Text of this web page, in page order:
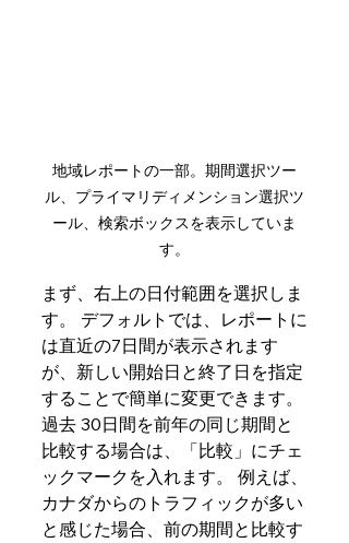
地域レポートの一部。期間選択ツー
ル、プライマリディメンション選択ツ
ール、検索ボックスを表示していま
す。
まず、右上の日付範囲を選択しま
す。 デフォルトでは、レポートに
は直近の7日間が表示されます
が、新しい開始日と終了日を指定
することで簡単に変更できます。
過去 30日間を前年の同じ期間と
比較する場合は、「比較」にチェ
ックマークを入れます。 例えば、
カナダからのトラフィックが多い
と感じた場合、前の期間と比較す